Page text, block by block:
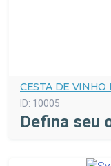
CESTA DE VINHO
ID: 10005
Defina seu